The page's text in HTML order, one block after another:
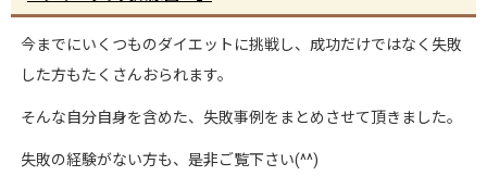
今までにいくつものダイエットに挑戦し、成功だけではなく失敗
した方もたくさんおられます。
そんな自分自身を含めた、失敗事例をまとめさせて頂きました。
失敗の経験がない方も、是非ご覧下さい(^^)